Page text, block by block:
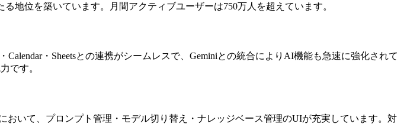
地位を築いています。月間アクティブユーザーは750万人を超えています。
・Sheetsとの連携がシームレスで、Geminiとの統合によりAI機能も急速に強化されて
です。
いて、プロンプト管理・モデル切り替え・ナレッジベース管理のUIが充実しています。対